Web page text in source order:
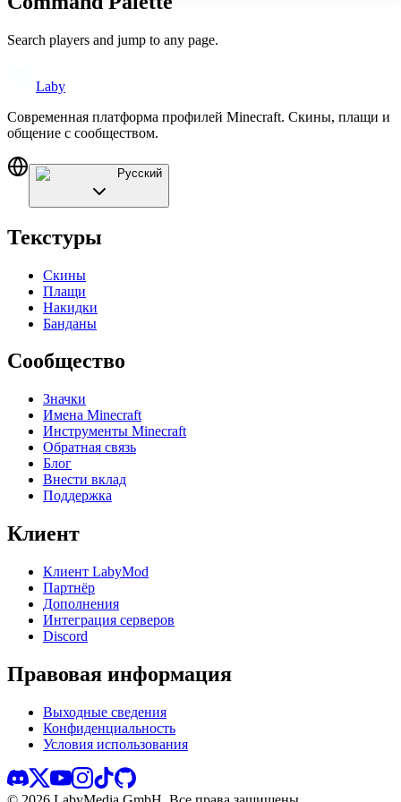
Search players and jump to any page.
Laby
Современная платформа профилей Minecraft. Скины, плащи и
общение с сообществом.
Русский
Текстуры
Скины
Плащи
Накидки
Банданы
Сообщество
Значки
Имена Minecraft
Инструменты Minecraft
Обратная связь
Блог
Внести вклад
Поддержка
Клиент
Клиент LabyMod
Партнёр
Дополнения
Интеграция серверов
Discord
Правовая информация
Выходные сведения
Конфиденциальность
Условия использования